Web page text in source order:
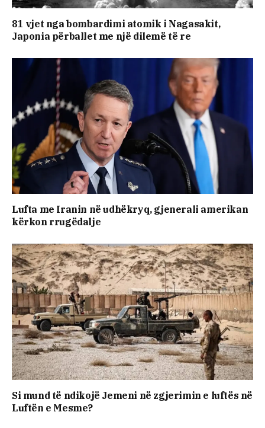
81 vjet nga bombardimi atomik i Nagasakit,
Japonia përballet me një dilemë të re
Lufta me Iranin në udhëkryq, gjenerali amerikan
kërkon rrugëdalje
Si mund të ndikojë Jemeni në zgjerimin e luftës në
Luftën e Mesme?